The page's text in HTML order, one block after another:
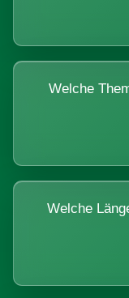
Welche
Welche